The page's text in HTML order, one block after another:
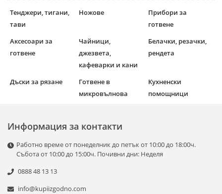
Тенджери, тигани,
тави
Ножове
Прибори за
готвене
Аксесоари за
готвене
Чайници,
джезвета,
кафеварки и кани
Белачки, резачки,
рендета
Дъски за рязане
Готвене в
микровълнова
Кухненски
помощници
Информация за контакти
Работно време от понеделник до петък от 10:00 до 18:00ч.
Събота от 10:00 до 15:00ч. Почивни дни: Неделя
0888 48 13 13
info@kupiizgodno.com